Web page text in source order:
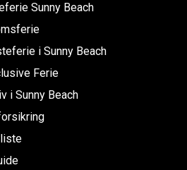
Sunny Beach
i Sunny Beach
Ferie
i Sunny Beach